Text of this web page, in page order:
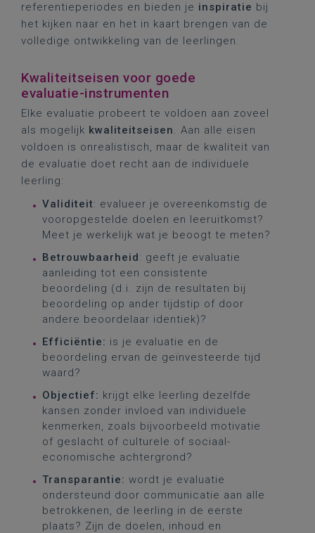
referentieperiodes en bieden je inspiratie bij
het kijken naar en het in kaart brengen van de
volledige ontwikkeling van de leerlingen.
Kwaliteitseisen voor goede
evaluatie-instrumenten
Elke evaluatie probeert te voldoen aan zoveel
als mogelijk kwaliteitseisen. Aan alle eisen
voldoen is onrealistisch, maar de kwaliteit van
de evaluatie doet recht aan de individuele
leerling:
Validiteit: evalueer je overeenkomstig de
vooropgestelde doelen en leeruitkomst?
Meet je werkelijk wat je beoogt te meten?
Betrouwbaarheid: geeft je evaluatie
aanleiding tot een consistente
beoordeling (d.i. zijn de resultaten bij
beoordeling op ander tijdstip of door
andere beoordelaar identiek)?
Efficiëntie: is je evaluatie en de
beoordeling ervan de geïnvesteerde tijd
waard?
Objectief: krijgt elke leerling dezelfde
kansen zonder invloed van individuele
kenmerken, zoals bijvoorbeeld motivatie
of geslacht of culturele of sociaal-
economische achtergrond?
Transparantie: wordt je evaluatie
ondersteund door communicatie aan alle
betrokkenen, de leerling in de eerste
plaats? Zijn de doelen, inhoud en